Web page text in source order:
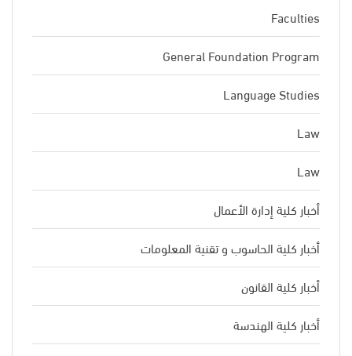
Faculties
General Foundation Program
Language Studies
Law
Law
أخبار كلية إدارة الأعمال
أخبار كلية الحاسوب و تقنية المعلومات
أخبار كلية القانون
أخبار كلية الهندسة